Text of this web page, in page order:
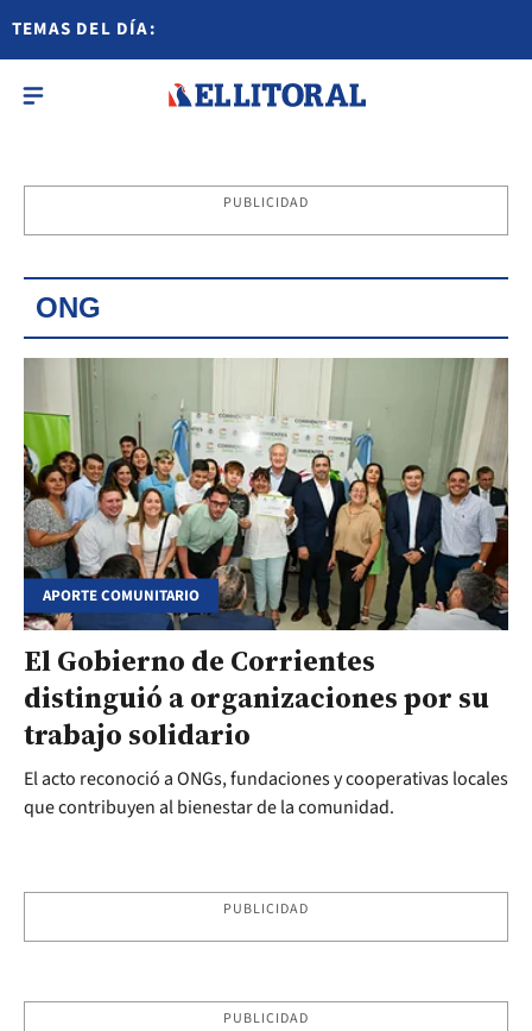
TEMAS DEL DÍA:
PUBLICIDAD
ONG
APORTE COMUNITARIO
El Gobierno de Corrientes
distinguió a organizaciones por su
trabajo solidario
El acto reconoció a ONGs, fundaciones y cooperativas locales
que contribuyen al bienestar de la comunidad.
PUBLICIDAD
PUBLICIDAD